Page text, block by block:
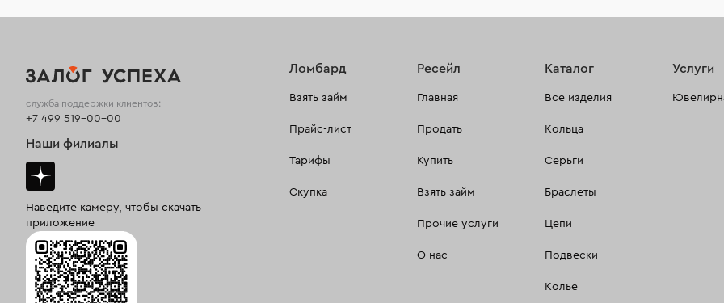
Ломбард
Взять займ
Прайс-лист
Тарифы
Скупка
Ресейл
Главная
Продать
Купить
Взять займ
Прочие услуги
О нас
Каталог
Все изделия
Кольца
Серьги
Браслеты
Цепи
Подвески
Колье
Услуги
служба поддержки клиентов:
+7 499 519-00-00
Наши филиалы
Наведите камеру, чтобы скачать
приложение